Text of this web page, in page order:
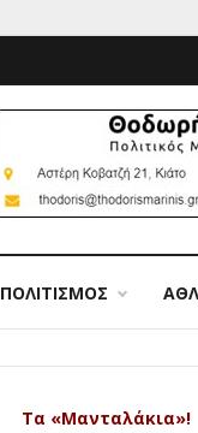
ΠΟΛΙΤΙΣΜΟΣ
Τα «Μανταλάκια»!